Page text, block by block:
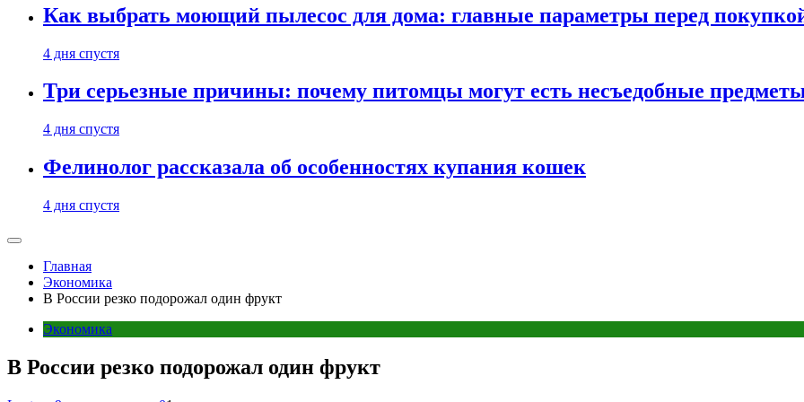
Как выбрать моющий пылесос для дома: главные параметры перед
4 дня спустя
Три серьезные причины: почему питомцы могут есть несъедобные
4 дня спустя
Фелинолог рассказала об особенностях купания кошек
4 дня спустя
Главная
Экономика
В России резко подорожал один фрукт
Экономика
В России резко подорожал один фрукт